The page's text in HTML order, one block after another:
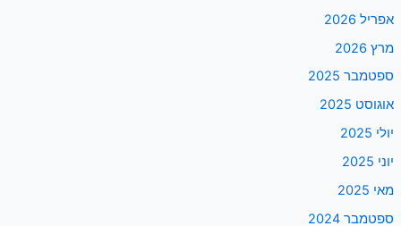
אפריל 2026
מרץ 2026
ספטמבר 2025
אוגוסט 2025
יולי 2025
יוני 2025
מאי 2025
ספטמבר 2024